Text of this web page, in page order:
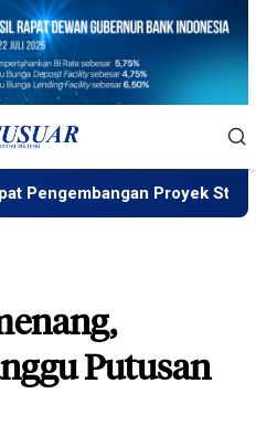
Proyek Strategis IGP
Putusan